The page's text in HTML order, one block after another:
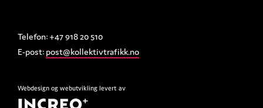
Telefon: +47 918 20 510
E-post: post@kollektivtrafikk.no
Webdesign og webutvikling levert av